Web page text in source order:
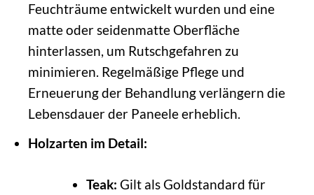
Feuchträume entwickelt wurden und eine
matte oder seidenmatte Oberfläche
hinterlassen, um Rutschgefahren zu
minimieren. Regelmäßige Pflege und
Erneuerung der Behandlung verlängern die
Lebensdauer der Paneele erheblich.
Holzarten im Detail:
Teak: Gilt als Goldstandard für